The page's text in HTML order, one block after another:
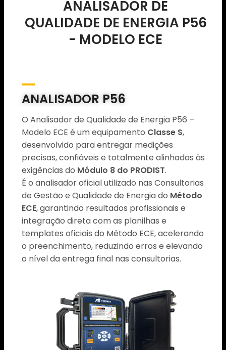
ANALISADOR DE
QUALIDADE DE ENERGIA P56
- MODELO ECE
ANALISADOR P56
O Analisador de Qualidade de Energia P56 –
Modelo ECE é um equipamento Classe S,
desenvolvido para entregar medições
precisas, confiáveis e totalmente alinhadas às
exigências do Módulo 8 do PRODIST.
É o analisador oficial utilizado nas Consultorias
de Gestão e Qualidade de Energia do Método
ECE, garantindo resultados profissionais e
integração direta com as planilhas e
templates oficiais do Método ECE, acelerando
o preenchimento, reduzindo erros e elevando
o nível da entrega final nas consultorias.